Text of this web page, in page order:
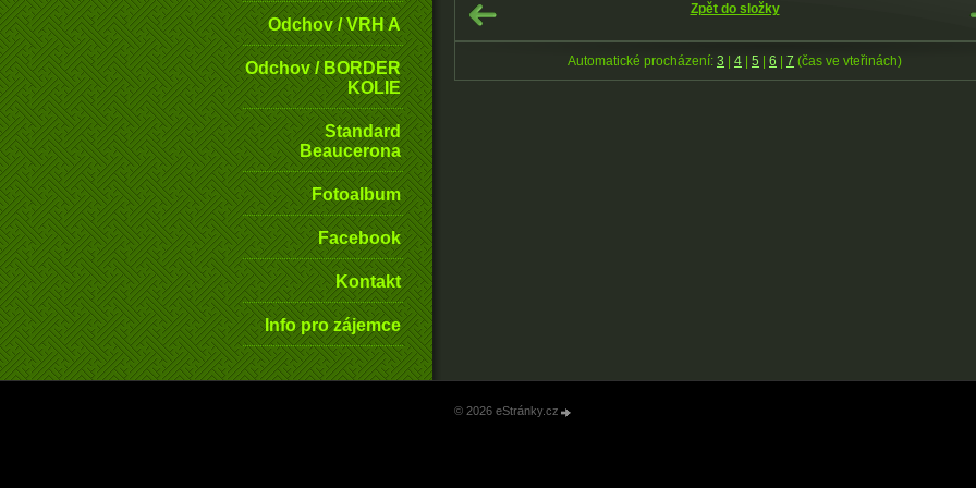
Odchov / VRH A
Odchov / BORDER
KOLIE
Standard
Beaucerona
Fotoalbum
Facebook
Kontakt
Info pro zájemce
Zpět do složky
Automatické procházení: 3 4 5 6 7 (čas ve vteřinách)
© 2026 eStránky.cz